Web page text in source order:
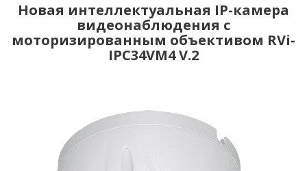
Новая интеллектуальная IP-камера
видеонаблюдения с
моторизированным объективом RVi-
IPC34VM4 V.2